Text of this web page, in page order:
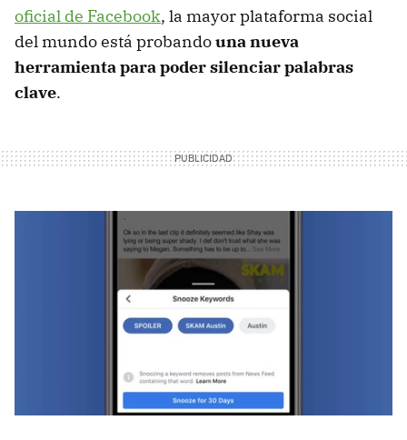
oficial de Facebook, la mayor plataforma social
del mundo está probandouna nueva
herramienta para poder silenciar palabras
clave.